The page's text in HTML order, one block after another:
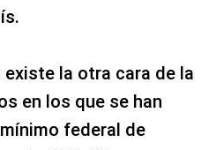
existe la otra cara de la
en los que se han
federal de